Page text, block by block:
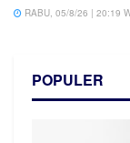
RABU, 05/8/26 | 20:19
POPULER